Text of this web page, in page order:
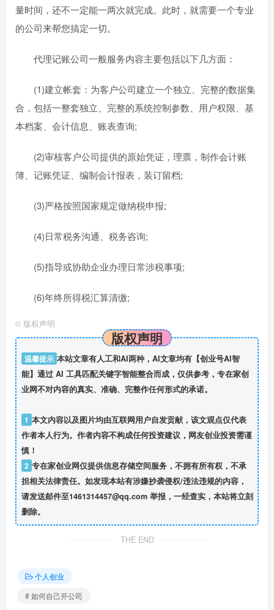
量时间，还不一定能一两次就完成。此时，就需要一个专业
的公司来帮您搞定一切。
代理记账公司一般服务内容主要包括以下几方面：
(1)建立帐套：为客户公司建立一个独立、完整的数据集
合，包括一整套独立、完整的系统控制参数、用户权限、基
本档案、会计信息、账表查询;
(2)审核客户公司提供的原始凭证，理票，制作会计账
簿、记账凭证、编制会计报表，装订留档;
(3)严格按照国家规定做纳税申报;
(4)日常税务沟通、税务咨询;
(5)指导或协助企业办理日常涉税事项;
(6)年终所得税汇算清缴;
© 版权声明
版权声明
温馨提示 本站文章有人工和AI两种，AI文章均有【创业号AI智
能】通过 AI 工具匹配关键字智能整合而成，仅供参考，专在家创
业网不对内容的真实、准确、完整作任何形式的承诺。
1 本文内容以及图片均由互联网用户自发贡献，该文观点仅代表
作者本人行为。作者内容不构成任何投资建议，网友创业投资需谨
慎！
2 专在家创业网仅提供信息存储空间服务，不拥有所有权，不承
担相关法律责任。如发现本站有涉嫌抄袭侵权/违法违规的内容，
请发送邮件至1461314457@qq.com 举报，一经查实，本站将立刻
删除。
THE END
个人创业
# 如何自己开公司